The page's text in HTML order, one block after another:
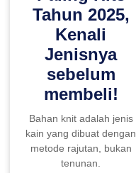
Tahun 2025,
Kenali
Jenisnya
sebelum
membeli!
Bahan knit adalah jenis
kain yang dibuat dengan
metode rajutan, bukan
tenunan.